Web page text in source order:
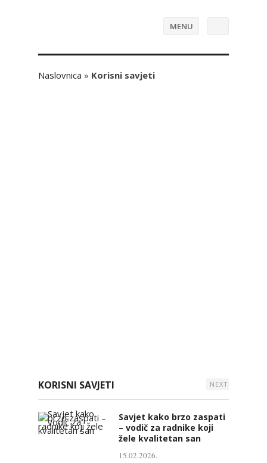
MENU
Naslovnica » Korisni savjeti
KORISNI SAVJETI NEXT
Savjet kako brzo zaspati
– vodič za radnike koji
žele kvalitetan san
15.02.2026.